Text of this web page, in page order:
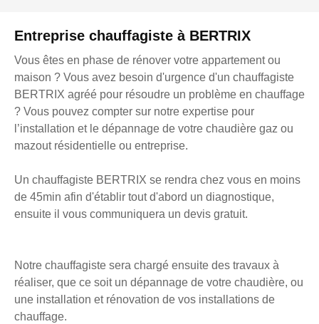
Entreprise chauffagiste à BERTRIX
Vous êtes en phase de rénover votre appartement ou
maison ? Vous avez besoin d'urgence d'un chauffagiste
BERTRIX agréé pour résoudre un problème en chauffage
? Vous pouvez compter sur notre expertise pour
l’installation et le dépannage de votre chaudière gaz ou
mazout résidentielle ou entreprise.
Un chauffagiste BERTRIX se rendra chez vous en moins
de 45min afin d'établir tout d'abord un diagnostique,
ensuite il vous communiquera un devis gratuit.
Notre chauffagiste sera chargé ensuite des travaux à
réaliser, que ce soit un dépannage de votre chaudière, ou
une installation et rénovation de vos installations de
chauffage.